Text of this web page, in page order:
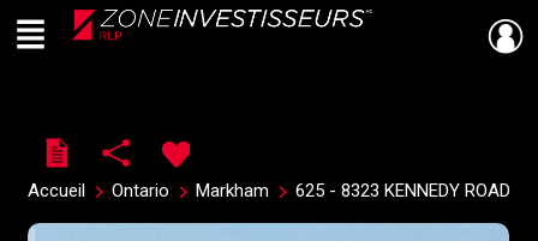
Live
En Direct
Menu
Accueil Ontario Markham 625 - 8323 KENNEDY ROAD